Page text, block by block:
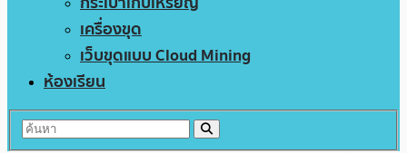
เครื่องขุด
เว็บขุดแบบ Cloud Mining
ห้องเรียน